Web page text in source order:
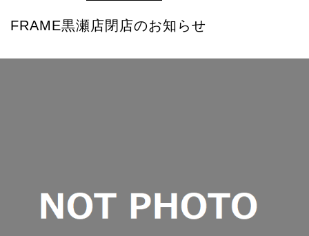
FRAME黒瀬店閉店のお知らせ